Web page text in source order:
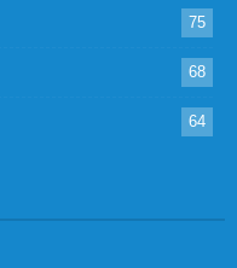
75
68
64